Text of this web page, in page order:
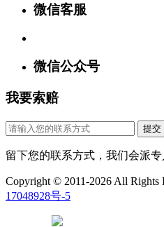
微信客服
微信公众号
我要索赔
提交
留下您的联系方式，我们会派
Copyright © 2011-2026 All
17048928号-5